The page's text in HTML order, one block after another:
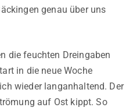
genau über uns
die feuchten Dreingaben
in die neue Woche
wieder langanhaltend. Der
auf Ost kippt. So